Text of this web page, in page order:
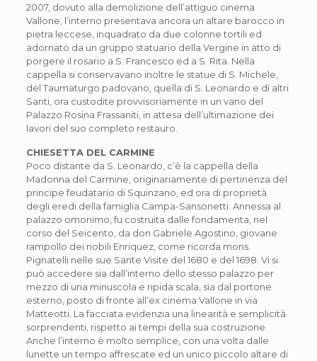
2007, dovuto alla demolizione dell’attiguo cinema
Vallone, l’interno presentava ancora un altare barocco in
pietra leccese, inquadrato da due colonne tortili ed
adornato da un gruppo statuario della Vergine in atto di
porgere il rosario a S. Francesco ed a S. Rita. Nella
cappella si conservavano inoltre le statue di S. Michele,
del Taumaturgo padovano, quella di S. Leonardo e di altri
Santi, ora custodite provvisoriamente in un vano del
Palazzo Rosina Frassaniti, in attesa dell’ultimazione dei
lavori del suo completo restauro.
CHIESETTA DEL CARMINE
Poco distante da S. Leonardo, c’è la cappella della
Madonna del Carmine, originariamente di pertinenza del
principe feudatario di Squinzano, ed ora di proprietà
degli eredi della famiglia Campa-Sansonetti. Annessa al
palazzo omonimo, fu costruita dalle fondamenta, nel
corso del Seicento, da don Gabriele Agostino, giovane
rampollo dei nobili Enriquez, come ricorda mons.
Pignatelli nelle sue Sante Visite del 1680 e del 1698. Vi si
può accedere sia dall’interno dello stesso palazzo per
mezzo di una minuscola e ripida scala, sia dal portone
esterno, posto di fronte all’ex cinema Vallone in via
Matteotti. La facciata evidenzia una linearità e semplicità
sorprendenti, rispetto ai tempi della sua costruzione.
Anche l’interno è molto semplice, con una volta dalle
lunette un tempo affrescate ed un unico piccolo altare di